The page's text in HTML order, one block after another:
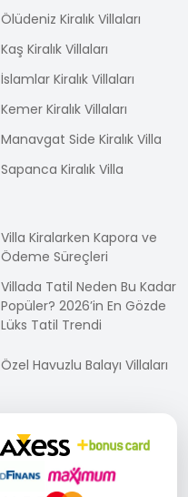
Ölüdeniz Kiralık Villaları
Kaş Kiralık Villaları
İslamlar Kiralık Villaları
Kemer Kiralık Villaları
Manavgat Side Kiralık Villa
Sapanca Kiralık Villa
Villa Kiralarken Kapora ve
Ödeme Süreçleri
Villada Tatil Neden Bu Kadar
Popüler? 2026’in En Gözde
Lüks Tatil Trendi
Özel Havuzlu Balayı Villaları